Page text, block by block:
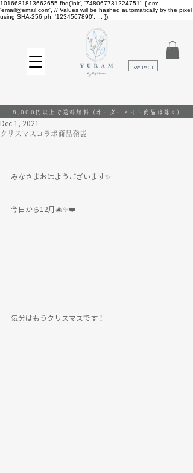
1016681813662655 fbq('init', '748067731224751', { em:
'email@email.com', // Values will be hashed automatically by the pixel
using SHA-256 ph: '1234567890', ... });
​MY PAGE
8,000円以上で送料無料 (オーダーメイド商品は除く)
クリスマスコラボ商品発表
Dec 1, 2021
みなさまおはようございます✨
今日から12月🎄✨❤️
気分はもうクリスマスです！